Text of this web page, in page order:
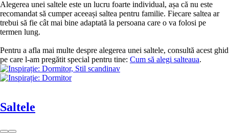
Alegerea unei saltele este un lucru foarte individual, așa că nu este
recomandat să cumper aceeași saltea pentru familie. Fiecare saltea ar
trebui să fie cât mai bine adaptată la persoana care o va folosi pe
termen lung.
Pentru a afla mai multe despre alegerea unei saltele, consultă acest ghid
pe care l-am pregătit special pentru tine: Cum să alegi salteaua.
Saltele